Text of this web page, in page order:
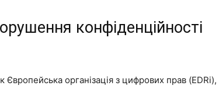
конфіденційності
Європейська організація з цифрових прав (EDRi),